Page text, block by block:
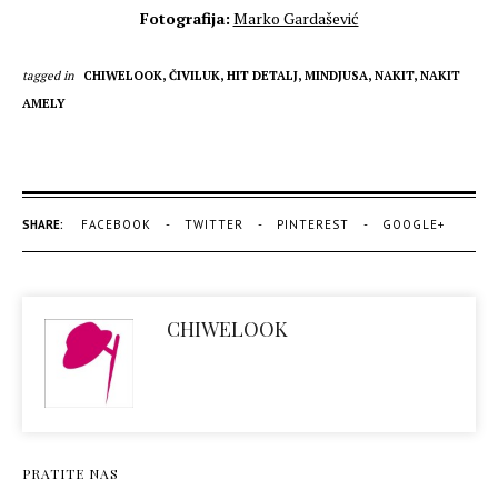
Fotografija: Marko Gardašević
tagged in CHIWELOOK, ČIVILUK, HIT DETALJ, MINDJUSA, NAKIT, NAKIT
AMELY
SHARE: FACEBOOK TWITTER PINTEREST GOOGLE+
CHIWELOOK
PRATITE NAS